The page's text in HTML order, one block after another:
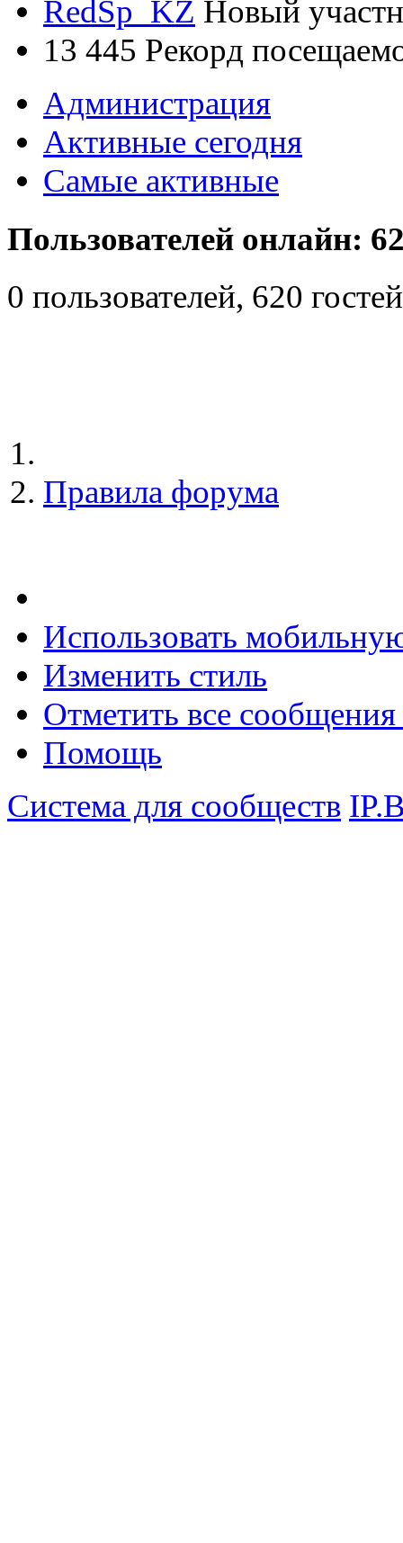
RedSp_KZ Новый
13 445 Рекорд
Администрация
Активные сегодня
Самые активные
Пользователей онлайн:
0 пользователей, 620
Правила форума
Использовать
Изменить стиль
Отметить все
Помощь
Система для сообществ